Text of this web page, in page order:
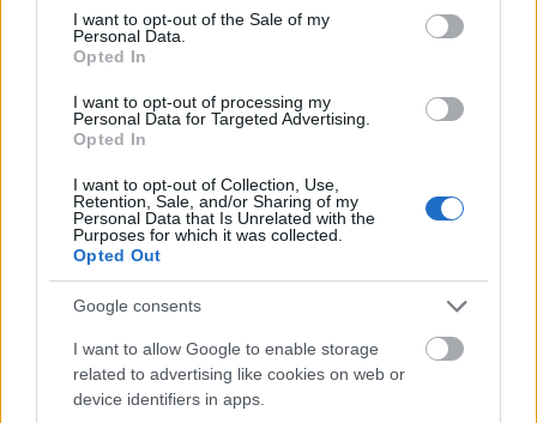
consent section.
I want to opt-out of the Sale of my
Personal Data.
Opted In
I want to opt-out of processing my
Personal Data for Targeted Advertising.
Opted In
I want to opt-out of Collection, Use,
Retention, Sale, and/or Sharing of my
Personal Data that Is Unrelated with the
Purposes for which it was collected.
Opted Out
Google consents
I want to allow Google to enable storage
related to advertising like cookies on web or
device identifiers in apps.
Season XVI:
Event 1: 14. desember, Bad Gastein ITT
Event 3: 11. januar, 3 Zinnen Ski Marathon
Event 4: 12. januar, La Venosta ITT Kapron-
Melago
Event 5: 18. januar, Engadin La Diagonela
Event 6: 26. januar, Marcialonga (Grand Classic)
Event 7: 9. februar, Jizerská50 (Grand Classic)
Event 8: 15. februar, Grönklitt Criterium 61
Event 9: 16. februar, Grönklitt ITT